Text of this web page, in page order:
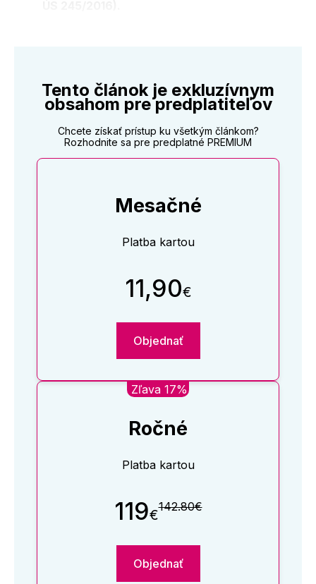
Tento článok je exkluzívnym
obsahom pre predplatiteľov
Chcete získať prístup ku všetkým článkom?
Rozhodnite sa pre predplatné PREMIUM
Mesačné
Platba kartou
11,90€
Objednať
Zľava 17%
Ročné
Platba kartou
119€142.80€
Objednať